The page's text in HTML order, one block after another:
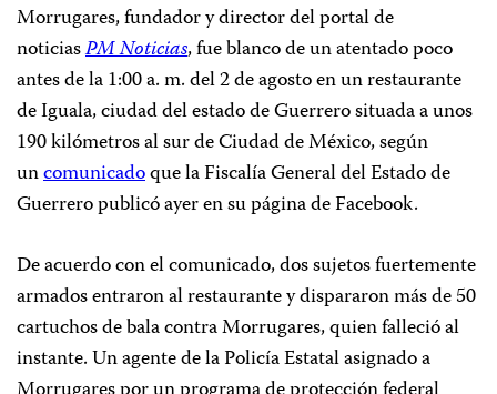
Morrugares, fundador y director del portal de
noticiasPM Noticias, fue blanco de un atentado poco
antes de la 1:00 a. m. del 2 de agosto en un restaurante
de Iguala, ciudad del estado de Guerrero situada a unos
190 kilómetros al sur de Ciudad de México, según
uncomunicadoque la Fiscalía General del Estado de
Guerrero publicó ayer en su página de Facebook.
De acuerdo con el comunicado, dos sujetos fuertemente
armados entraron al restaurante y dispararon más de 50
cartuchos de bala contra Morrugares, quien falleció al
instante. Un agente de la Policía Estatal asignado a